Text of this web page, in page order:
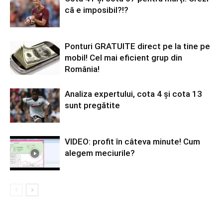
că e imposibil?!?
Ponturi GRATUITE direct pe la tine pe
mobil! Cel mai eficient grup din
România!
Analiza expertului, cota 4 și cota 13
sunt pregătite
VIDEO: profit în câteva minute! Cum
alegem meciurile?